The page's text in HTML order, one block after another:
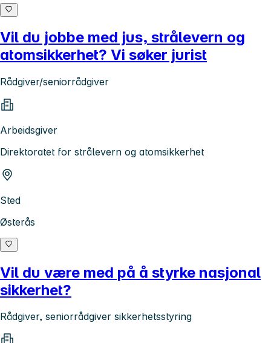
Vil du jobbe med jus, strålevern og
atomsikkerhet? Vi søker jurist
Rådgiver/seniorrådgiver
Arbeidsgiver
Direktoratet for strålevern og atomsikkerhet
Sted
Østerås
Vil du være med på å styrke nasjonal
sikkerhet?
Rådgiver, seniorrådgiver sikkerhetsstyring